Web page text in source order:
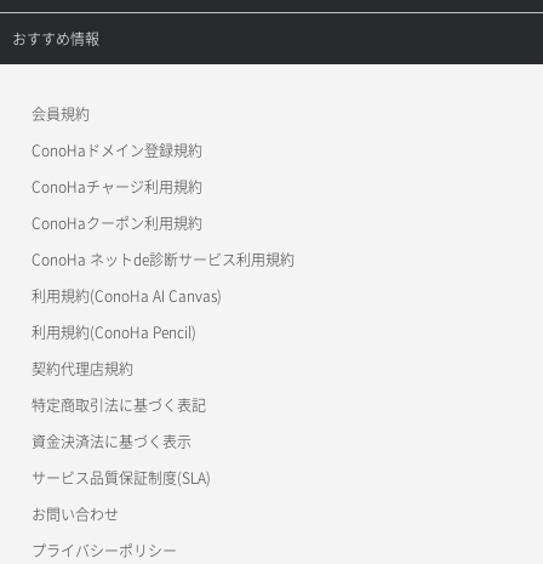
APIドキュメントVPS3.0
APIドキュメントVPS2.0
APIドキュメントVPS3.0
ご利用ガイド
サポートトップ
おすすめ情報
美雲このは徹底ガイド
会員規約
ConoHaドメイン登録規約
ConoHaチャージ利用規約
ConoHaクーポン利用規約
ConoHa ネットde診断サービス利用規約
利用規約(ConoHa AI Canvas)
利用規約(ConoHa Pencil)
契約代理店規約
特定商取引法に基づく表記
資金決済法に基づく表示
サービス品質保証制度(SLA)
お問い合わせ
プライバシーポリシー